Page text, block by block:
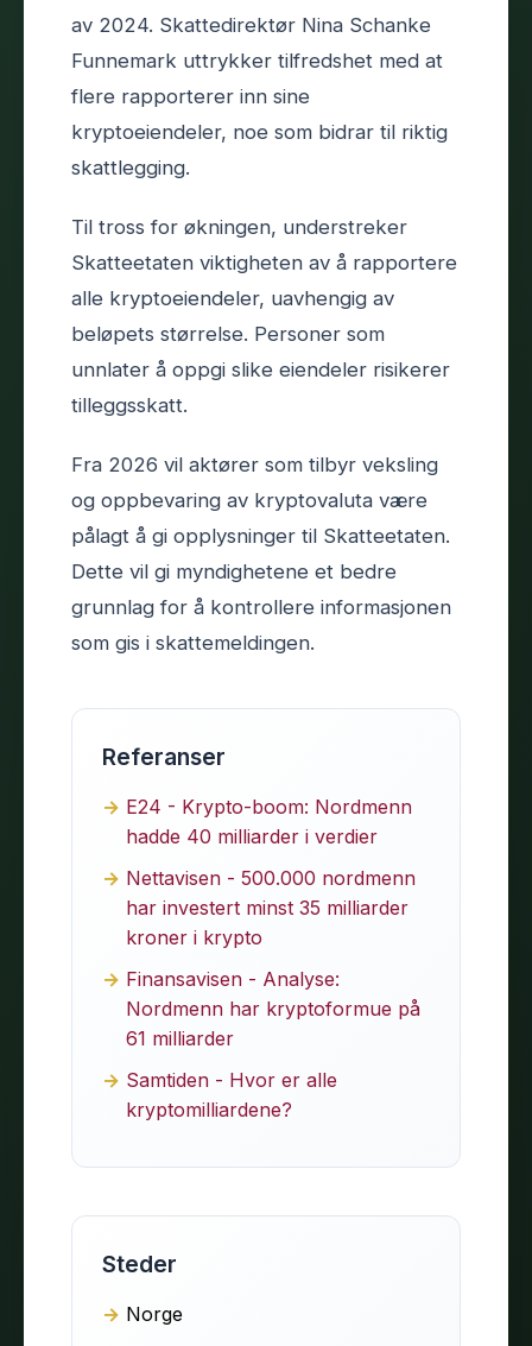
av 2024. Skattedirektør Nina Schanke
Funnemark uttrykker tilfredshet med at
flere rapporterer inn sine
kryptoeiendeler, noe som bidrar til riktig
skattlegging.
Til tross for økningen, understreker
Skatteetaten viktigheten av å rapportere
alle kryptoeiendeler, uavhengig av
beløpets størrelse. Personer som
unnlater å oppgi slike eiendeler risikerer
tilleggsskatt.
Fra 2026 vil aktører som tilbyr veksling
og oppbevaring av kryptovaluta være
pålagt å gi opplysninger til Skatteetaten.
Dette vil gi myndighetene et bedre
grunnlag for å kontrollere informasjonen
som gis i skattemeldingen.
Referanser
E24 - Krypto-boom: Nordmenn
hadde 40 milliarder i verdier
Nettavisen - 500.000 nordmenn
har investert minst 35 milliarder
kroner i krypto
Finansavisen - Analyse:
Nordmenn har kryptoformue på
61 milliarder
Samtiden - Hvor er alle
kryptomilliardene?
Steder
Norge